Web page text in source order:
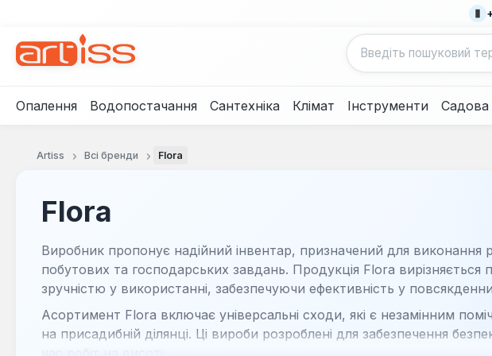
Опалення Водопостачання Сантехніка Клімат Інструменти Садова
Artiss Всі бренди Flora
Flora
Виробник пропонує надійний інвентар, призначений для виконання
побутових та господарських завдань. Продукція Flora вирізняється
зручністю у використанні, забезпечуючи ефективність у
Асортимент Flora включає універсальні сходи, які є незамінним
на присадибній ділянці. Ці вироби розроблені для забезпечення